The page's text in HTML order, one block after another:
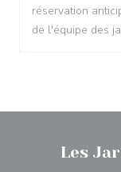
réservation
de l'équipe des
Les